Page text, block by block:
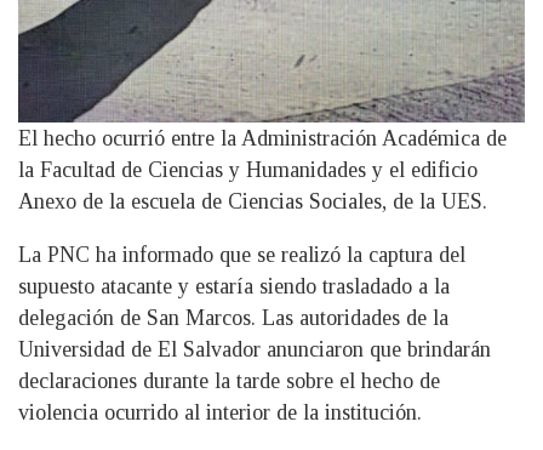
El hecho ocurrió entre la Administración Académica de
la Facultad de Ciencias y Humanidades y el edificio
Anexo de la escuela de Ciencias Sociales, de la UES.
La PNC ha informado que se realizó la captura del
supuesto atacante y estaría siendo trasladado a la
delegación de San Marcos. Las autoridades de la
Universidad de El Salvador anunciaron que brindarán
declaraciones durante la tarde sobre el hecho de
violencia ocurrido al interior de la institución.